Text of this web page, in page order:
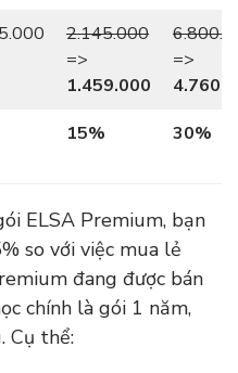
2.145.000
=>
1.459.000
=>
15% 30%
ELSA Premium, bạn
so với việc mua lẻ
đang được bán
chính là gói 1 năm,
Cụ thể: